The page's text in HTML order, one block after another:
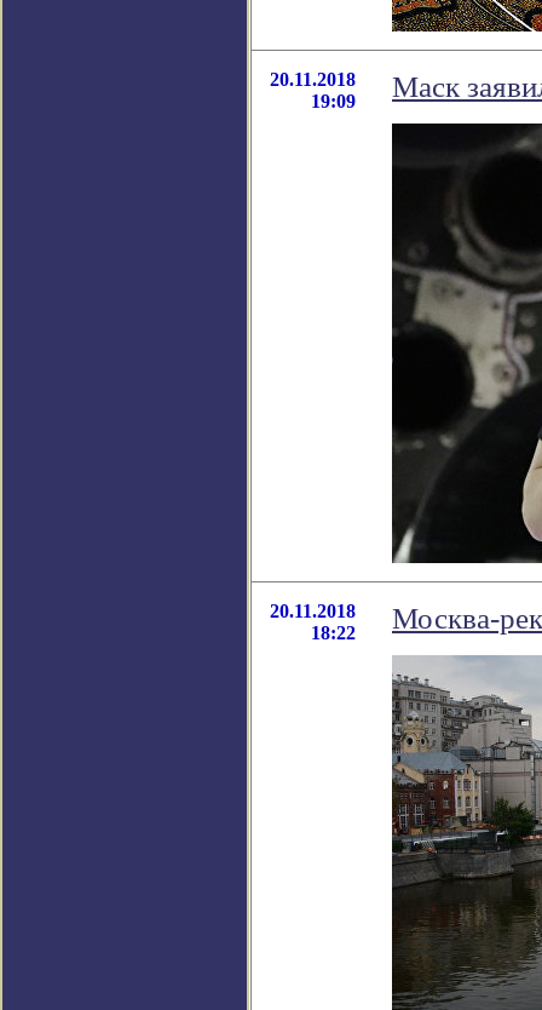
20.11.2018
19:09
Маск
20.11.2018
18:22
Москва-